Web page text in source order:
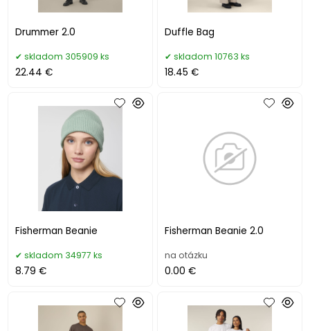
Drummer 2.0
skladom 305909 ks
22.44 €
Duffle Bag
skladom 10763 ks
18.45 €
Fisherman Beanie
skladom 34977 ks
8.79 €
Fisherman Beanie 2.0
na otázku
0.00 €